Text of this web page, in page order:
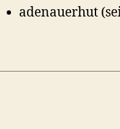
adenauerhut